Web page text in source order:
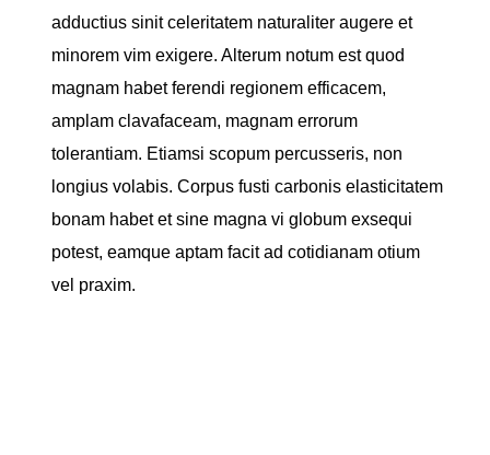
adductius sinit celeritatem naturaliter augere et
minorem vim exigere. Alterum notum est quod
magnam habet ferendi regionem efficacem,
amplam clavafaceam, magnam errorum
tolerantiam. Etiamsi scopum percusseris, non
longius volabis. Corpus fusti carbonis elasticitatem
bonam habet et sine magna vi globum exsequi
potest, eamque aptam facit ad cotidianam otium
vel praxim.